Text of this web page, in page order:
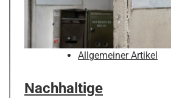
Allgemeiner Artikel
Nachhaltige